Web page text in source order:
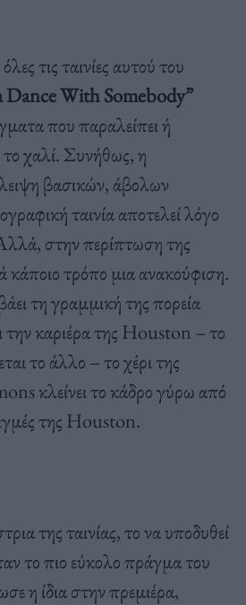
τις ταινίες αυτού του
Dance With Somebody”
που παραλείπει ή
χαλί. Συνήθως, η
βασικών, άβολων
ταινία αποτελεί λόγο
στην περίπτωση της
κάποιο τρόπο μια ανακούφιση.
τη γραμμική της πορεία
την καριέρα της Houston – το
το άλλο – το χέρι της
κλείνει το κάδρο γύρω από
της Houston.
της ταινίας, το να υποδυθεί
το πιο εύκολο πράγμα του
η ίδια στην πρεμιέρα,